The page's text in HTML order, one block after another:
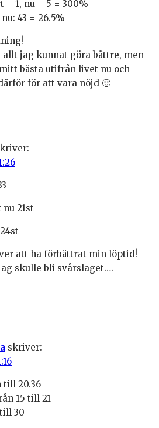
1, nu – 5 = 300%
43 = 26.5%
allt jag kunnat göra bättre, men
bästa utifrån livet nu och
för att vara nöjd 🙂
21st
att ha förbättrat min löptid!
skulle bli svårslaget….
skriver:
till 20.36
15 till 21
30